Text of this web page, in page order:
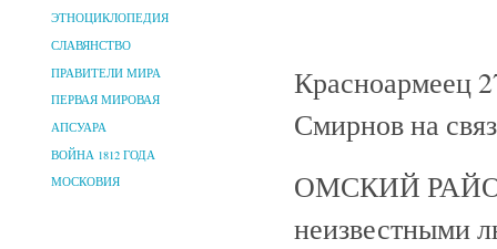
ЭТНОЦИКЛОПЕДИЯ
СЛАВЯНСТВО
ПРАВИТЕЛИ МИРА
ПЕРВАЯ МИРОВАЯ
АПСУАРА
ВОЙНА 1812 ГОДА
МОСКОВИЯ
Красноармеец
Смирнов на
ОМСКИЙ РАЙОН.
неизвестными